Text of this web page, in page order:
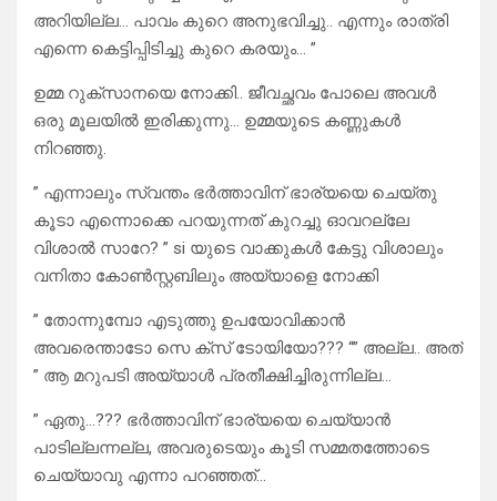
അറിയില്ല… പാവം കുറെ അനുഭവിച്ചു.. എന്നും രാത്രി
എന്നെ കെട്ടിപ്പിടിച്ചു കുറെ കരയും… ”
ഉമ്മ റുക്‌സാനയെ നോക്കി.. ജീവച്ഛവം പോലെ അവൾ
ഒരു മൂലയിൽ ഇരിക്കുന്നു… ഉമ്മയുടെ കണ്ണുകൾ
നിറഞ്ഞു.
” എന്നാലും സ്വന്തം ഭർത്താവിന് ഭാര്യയെ ചെയ്തു
കൂടാ എന്നൊക്കെ പറയുന്നത് കുറച്ചു ഓവറല്ലേ
വിശാൽ സാറേ? ” si യുടെ വാക്കുകൾ കേട്ടു വിശാലും
വനിതാ കോൺസ്റ്റബിലും അയ്യാളെ നോക്കി
” തോന്നുമ്പോ എടുത്തു ഉപയോവിക്കാൻ
അവരെന്താടോ സെ ക്സ് ടോയിയോ??? “” അല്ല.. അത്
” ആ മറുപടി അയ്യാൾ പ്രതീക്ഷിച്ചിരുന്നില്ല…
” ഏതു…??? ഭർത്താവിന് ഭാര്യയെ ചെയ്യാൻ
പാടില്ലന്നല്ല, അവരുടെയും കൂടി സമ്മതത്തോടെ
ചെയ്യാവു എന്നാ പറഞ്ഞത്…